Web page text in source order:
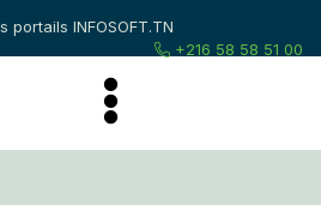
portails INFOSOFT.TN
+216 58 58 51 00